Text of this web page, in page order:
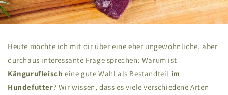
Heute möchte ich mit dir über eine eher ungewöhnliche, aber
durchaus interessante Frage sprechen: Warum ist
Kängurufleisch eine gute Wahl als Bestandteil im
Hundefutter? Wir wissen, dass es viele verschiedene Arten